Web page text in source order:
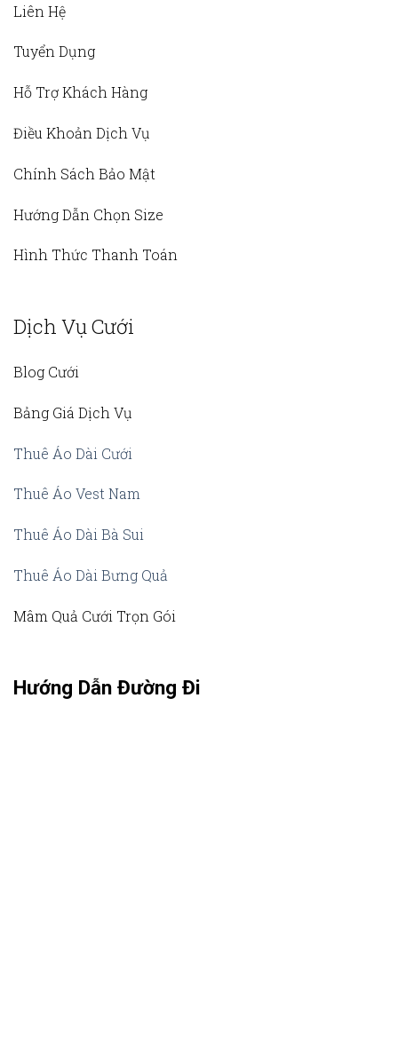
Liên Hệ
Tuyển Dụng
Hỗ Trợ Khách Hàng
Điều Khoản Dịch Vụ
Chính Sách Bảo Mật
Hướng Dẫn Chọn Size
Hình Thức Thanh Toán
Dịch Vụ Cưới
Blog Cưới
Bảng Giá Dịch Vụ
Thuê Áo Dài Cưới
Thuê Áo Vest Nam
Thuê Áo Dài Bà Sui
Thuê Áo Dài Bưng Quả
Mâm Quả Cưới Trọn Gói
Hướng Dẫn Đường Đi